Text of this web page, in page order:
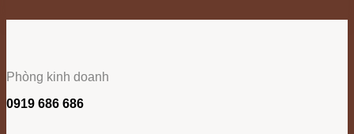
Phòng kinh doanh
0919 686 686